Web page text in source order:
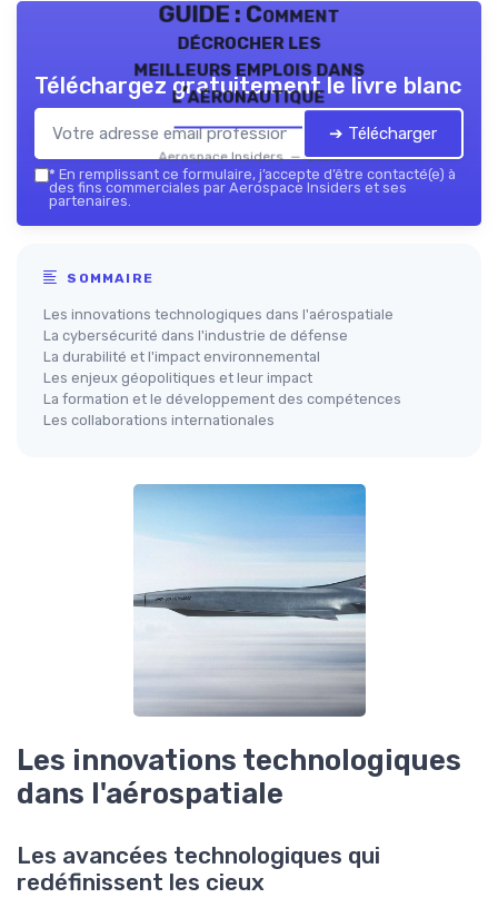
GUIDE : Comment
décrocher les
meilleurs emplois dans
l’aéronautique
Aerospace Insiders — 2026
Téléchargez gratuitement le livre blanc
➔ Télécharger
* En remplissant ce formulaire, j’accepte d’être contacté(e) à
des fins commerciales par Aerospace Insiders et ses
partenaires.
SOMMAIRE
Les innovations technologiques dans l'aérospatiale
La cybersécurité dans l'industrie de défense
La durabilité et l'impact environnemental
Les enjeux géopolitiques et leur impact
La formation et le développement des compétences
Les collaborations internationales
Les innovations technologiques
dans l'aérospatiale
Les avancées technologiques qui
redéfinissent les cieux